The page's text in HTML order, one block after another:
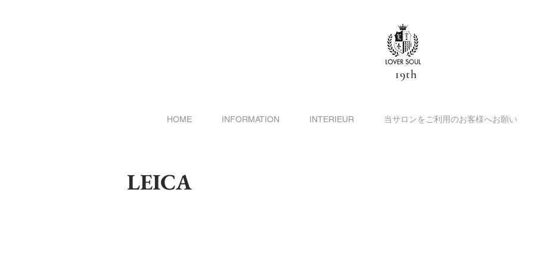
19th
HOME INFORMATION INTERIEUR 当サロンをご利用のお客様へお願い
LEICA